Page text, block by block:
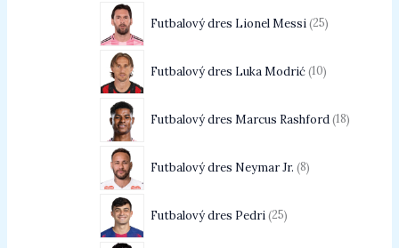
Futbalový dres Lionel Messi 25
Futbalový dres Luka Modrić 10
Futbalový dres Marcus Rashford 18
Futbalový dres Neymar Jr. 8
Futbalový dres Pedri 25